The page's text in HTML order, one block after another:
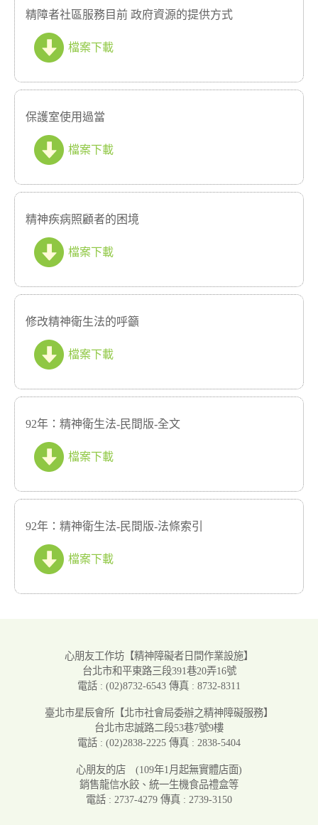
精障者社區服務目前 政府資源的提供方式
檔案下載
保護室使用過當
檔案下載
精神疾病照顧者的困境
檔案下載
修改精神衛生法的呼籲
檔案下載
92年：精神衛生法-民間版-全文
檔案下載
92年：精神衛生法-民間版-法條索引
檔案下載
心朋友工作坊 【精神障礙者日間作業設施】
台北市和平東路三段391巷20弄16號
電話 : (02)8732-6543 傳真 : 8732-8311
臺北市星辰會所 【北市社會局委辦之精神障礙服務】
台北市忠誠路二段53巷7號9樓
電話 : (02)2838-2225 傳真 : 2838-5404
心朋友的店 (109年1月起無實體店面)
銷售龍信水餃、統一生機食品禮盒等
電話 : 2737-4279 傳真 : 2739-3150